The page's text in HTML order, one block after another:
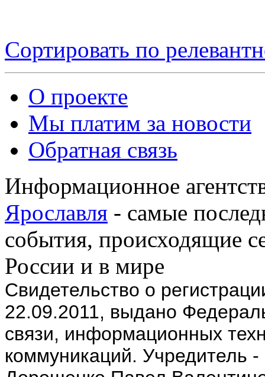
Сортировать по
О проекте
Мы платим за новости
Обратная связь
Информационное
Ярославля - самые
события, происходящие
России и в мире
Cвидетельство о
22.09.2011, выдано
связи, информационных
коммуникаций.